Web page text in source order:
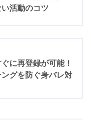
活動のコツ
に再登録が可能！
グを防ぐ身バレ対